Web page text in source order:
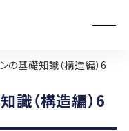
の基礎知識（構造編）6
識（構造編）6